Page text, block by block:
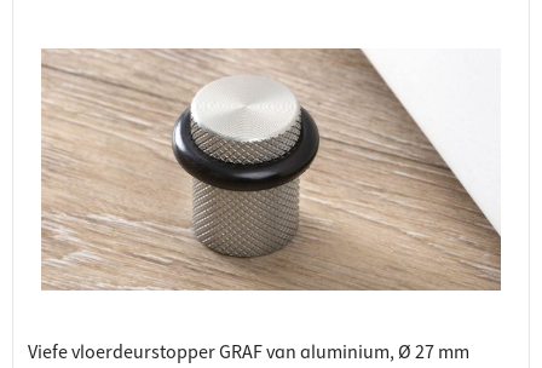
Viefe vloerdeurstopper GRAF van aluminium, Ø 27 mm